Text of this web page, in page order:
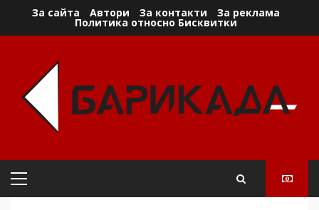
За сайта Автори За контакти За реклама
Политика относно Бисквитки
Primary